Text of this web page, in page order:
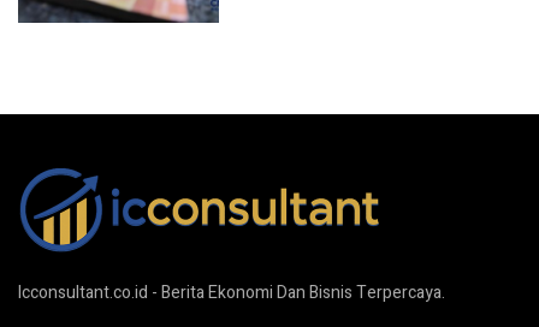
Icconsultant.co.id - Berita Ekonomi Dan Bisnis Terpercaya.